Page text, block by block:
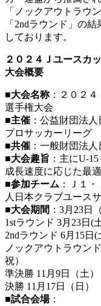
「ノックアウトラウ
「2ndラウンド」の
しております。
２０２４Ｊユースカ
大会概要
■大会名称：２０２４
選手権大会
■主催 ：公益財団法
プロサッカーリーグ
■共催 ：一般財団法
■大会趣旨 ：主にU-
成長速度に応じた最
■参加チーム ：Ｊ１
人日本クラブユース
■大会期間 ：3月23日
1stラウンド 3月23日(
2ndラウンド 6月15日
ノックアウトラウン
祝）
準決勝 11月9日（土）
決勝 11月17日（日）
■試合会場：